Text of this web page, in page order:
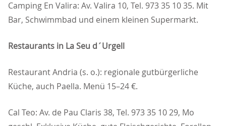
Camping En Valira: Av. Valira 10, Tel. 973 35 10 35. Mit
Bar, Schwimmbad und einem kleinen Supermarkt.
Restaurants in La Seu d´Urgell
Restaurant Andria (s. o.): regionale gutbürgerliche
Küche, auch Paella. Menü 15–24 €.
Cal Teo: Av. de Pau Claris 38, Tel. 973 35 10 29, Mo